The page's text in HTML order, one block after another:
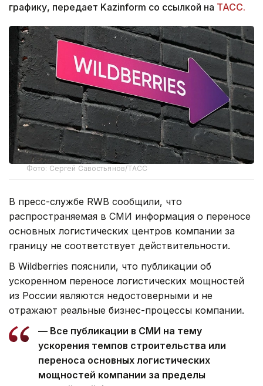
графику, передает Kazinform со ссылкой на ТАСС.
Фото: Сергей Савостьянов/ТАСС
В пресс-службе RWB сообщили, что
распространяемая в СМИ информация о переносе
основных логистических центров компании за
границу не соответствует действительности.
В Wildberries пояснили, что публикации об
ускоренном переносе логистических мощностей
из России являются недостоверными и не
отражают реальные бизнес-процессы компании.
— Все публикации в СМИ на тему
ускорения темпов строительства или
переноса основных логистических
мощностей компании за пределы